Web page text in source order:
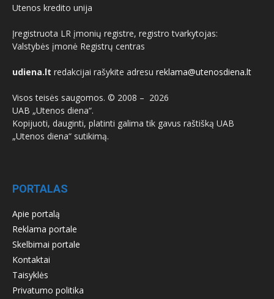
Utenos kredito unija
Įregistruota LR įmonių registre, registro tvarkytojas:
Valstybės įmonė Registrų centras
udiena.lt redakcijai rašykite adresu reklama@utenosdiena.lt
Visos teisės saugomos. © 2008 – 2026
UAB „Utenos diena“.
Kopijuoti, dauginti, platinti galima tik gavus raštišką UAB
„Utenos diena“ sutikimą.
PORTALAS
Apie portalą
Reklama portale
Skelbimai portale
Kontaktai
Taisyklės
Privatumo politika